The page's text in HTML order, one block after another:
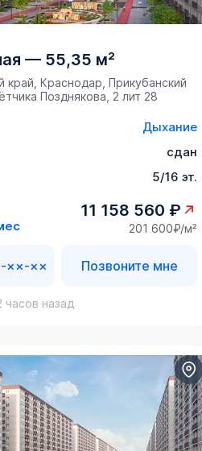
— 55,35 м²
край, Краснодар, Прикубанский
Позднякова, 2 лит 28
Дыхание
сдан
5/16 эт.
11 158 560 ₽
201 600₽/м²
××-×× Позвоните мне
часов назад